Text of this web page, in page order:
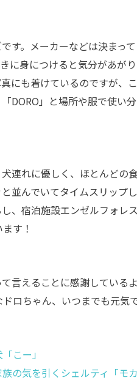
す。メーカーなどは決まって
に身につけると気分があが
にも着けているのですが、
DORO」と場所や服で使い
連れに優しく、ほとんどの
並んでいてタイムスリップ
、宿泊施設エンゼルフォレ
す！
言えることに感謝しているよ
ロちゃん、いつまでも元気
こー」
気を引くシェルティ「モカ